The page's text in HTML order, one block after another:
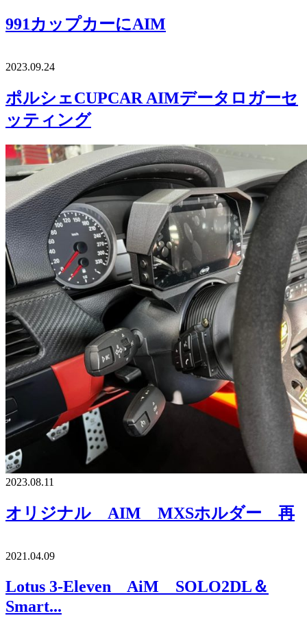
991カップカーにAIM
2023.09.24
ポルシェCUPCAR AIMデータロガーセ
ッティング
2023.08.11
オリジナル AIM MXSホルダー 再
2021.04.09
Lotus 3-Eleven AiM SOLO2DL＆
Smart...